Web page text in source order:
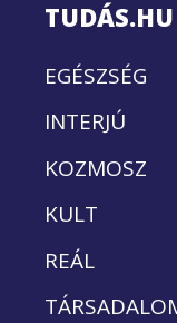
TUDÁS.HU
EGÉSZSÉG
INTERJÚ
KOZMOSZ
KULT
REÁL